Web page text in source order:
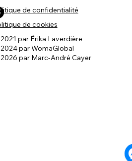
le DAQ pour les animaux
de confidentialité
de cookies
par Érika Laverdière
par WomaGlobal
par Marc-André Cayer